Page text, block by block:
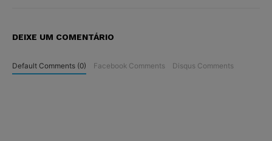
DEIXE UM COMENTÁRIO
Default Comments (0) Facebook Comments Disqus Comments